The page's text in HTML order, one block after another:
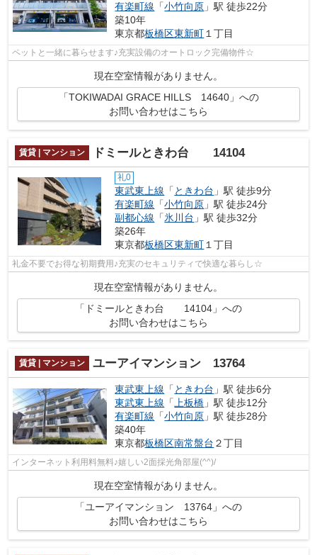
有楽町線 「小竹向原 」駅 徒歩22分
築10年
東京都板橋区東新町 １丁目
ペットと一緒に暮らせます♪充実設備のオートロック完備物件☆
現在空室情報がありません。
「TOKIWADAI GRACE HILLS 14640」への
お問い合わせはこちら
賃貸 | マンション ドミールときわ台 14104
礼0
東武東上線 「 ときわ台 」駅 徒歩9分
有楽町線 「小竹向原 」駅 徒歩24分
副都心線 「氷川台 」駅 徒歩32分
築26年
東京都板橋区東新町 １丁目
礼金不要でお得な初期費用♪充実のセキュリティで快適な暮らし☆
現在空室情報がありません。
「ドミールときわ台 14104」への
お問い合わせはこちら
賃貸 | マンション ユーアイマンション 13764
東武東上線 「 ときわ台 」駅 徒歩6分
東武東上線 「 上板橋 」駅 徒歩12分
有楽町線 「小竹向原 」駅 徒歩28分
築40年
東京都板橋区南常盤台 ２丁目
インターネット利用料無料♪嬉しい2面採光角部屋(^^)/
現在空室情報がありません。
「ユーアイマンション 13764」への
お問い合わせはこちら